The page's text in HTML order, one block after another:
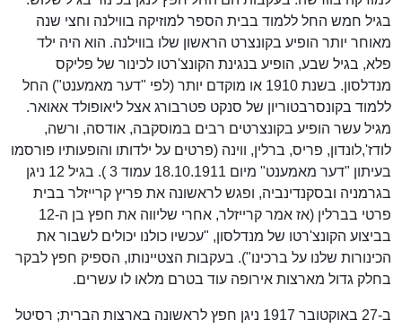
בגיל חמש החל ללמוד בבית הספר למוזיקה בווילנה וחצי שנה
מאוחר יותר הופיע בקונצרט הראשון שלו בווילנה. הוא היה ילד
פלא, בגיל שבע, הופיע בנגינת הקונצ'רטו לכינור של פליקס
מנדלסון. בשנת 1910 או מוקדם יותר (לפי "דער מאמענט") החל
ללמוד בקונסרבטוריון של סנקט פטרבורג אצל ליאופולד אאואר.
מגיל עשר הופיע בקונצרטים רבים במוסקבה, אודסה, ורשה,
לודז',לונדון, פריס, ברלין, ווינה (פרטים על ילדותו והופעותיו פורסמו
בעיתון "דער מאמענט" מיום 18.10.1911 עמוד 3 ). בגיל 12 ניגן
בגרמניה ובסקנדינביה, ופגש לראשונה את פריץ קרייזלר בבית
פרטי בברלין (אז אמר קרייזלר, אחרי שליווה את חפץ בן ה-12
בביצוע הקונצ'רטו של מנדלסון, "עכשיו כולנו יכולים לשבור את
הכינורות שלנו על ברכינו"). בעקבות הצטיינותו, הספיק חפץ לבקר
בחלק גדול מארצות אירופה עוד בטרם מלאו לו עשרים.
ב-27 באוקטובר 1917 ניגן חפץ לראשונה בארצות הברית; רסיטל